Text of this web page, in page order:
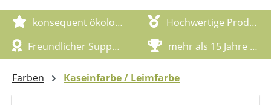
konsequent ökologische Artikel
Hochwertige Produktqualität
Freundlicher Support
mehr als 15 Jahre Erfahrung
Farben Kaseinfarbe / Leimfarbe